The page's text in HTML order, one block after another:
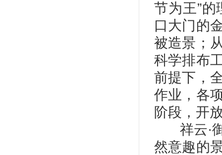
节为王”
口大门的
被造景；
科学排布
前提下，
作业，各
阶段，开
祥云·
然意趣的